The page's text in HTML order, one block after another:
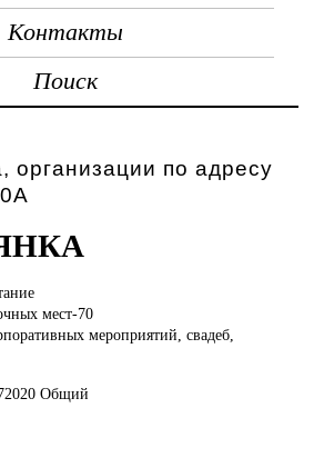
Контакты
Поиск
организации по адресу
мест-70
мероприятий, свадеб,
Общий